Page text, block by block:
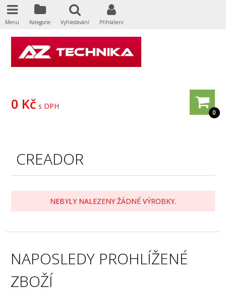
0
0 Kč s DPH
CREADOR
NEBYLY NALEZENY ŽÁDNÉ VÝROBKY.
NAPOSLEDY PROHLÍŽENÉ
ZBOŽÍ
Menu Kategorie Vyhledávání Přihlášení